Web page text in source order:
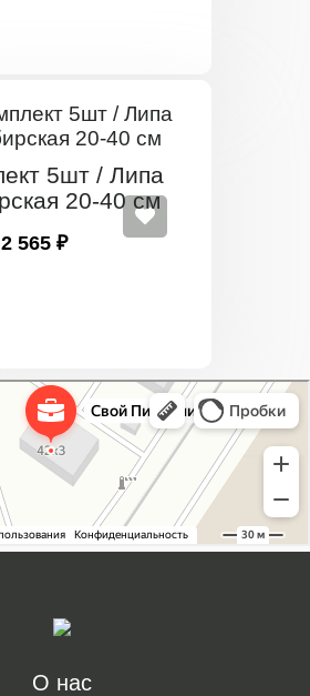
5шт / Липа
20-40 см
2 565 ₽
О нас